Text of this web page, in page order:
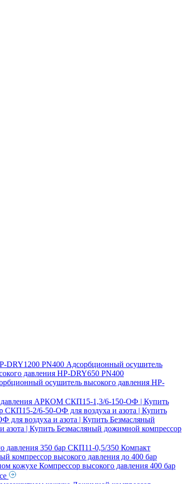
DRY1200 PN400 Адсорбционный осушитель
давления HP-DRY650 PN400
осушитель высокого давления HP-
давления АРКОМ СКП15-1,3/6-150-ОФ | Купить
СКП15-2/6-50-ОФ для воздуха и азота | Купить
воздуха и азота | Купить Безмасляный
азота | Купить Безмасляный дожимной компрессор
давления 350 бар СКП11-0,5/350 Компакт
компрессор высокого давления до 400 бар
кожухе Компрессор высокого давления 400 бар